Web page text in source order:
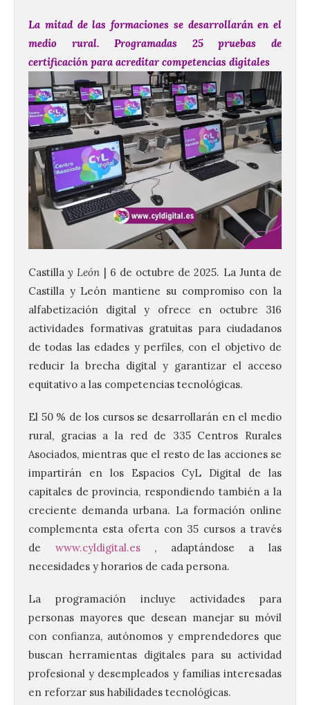
La mitad de las formaciones se desarrollarán en el
medio rural. Programadas 25 pruebas de
certificación para acreditar competencias digitales
Castillay León | 6 de octubre de 2025. La Junta de
Castilla y León mantiene su compromiso con la
alfabetización digital y ofrece en octubre 316
actividades formativas gratuitas para ciudadanos
de todas las edades y perfiles, con el objetivo de
reducir la brecha digital y garantizar el acceso
equitativo a las competencias tecnológicas.
El 50 % de los cursos se desarrollarán en el medio
rural, gracias a la red de 335 Centros Rurales
Asociados, mientras que el resto de las acciones se
impartirán en los Espacios CyL Digital de las
capitales de provincia, respondiendo también a la
creciente demanda urbana. La formación online
complementa esta oferta con 35 cursos a través
de www.cyldigital.es, adaptándose a las
necesidades y horarios de cada persona.
La programación incluye actividades para
personas mayores que desean manejar su móvil
con confianza, autónomos y emprendedores que
buscan herramientas digitales para su actividad
profesional y desempleados y familias interesadas
en reforzar sus habilidades tecnológicas.